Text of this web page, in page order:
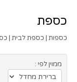
כספת
כספות | כספת לבית |
ממוין לפי :